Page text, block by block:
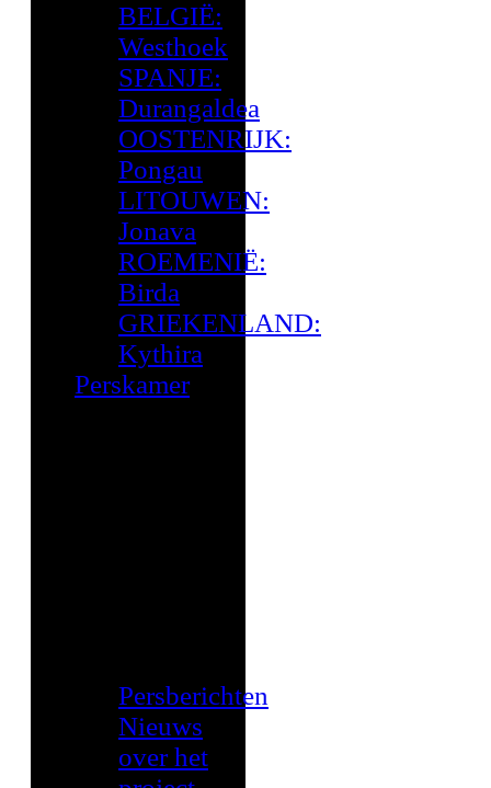
BELGIË:
Westhoek
SPANJE:
Durangaldea
OOSTENRIJK:
Pongau
LITOUWEN:
Jonava
ROEMENIË:
Birda
GRIEKENLAND:
Kythira
Perskamer
Persberichten
Nieuws
over het